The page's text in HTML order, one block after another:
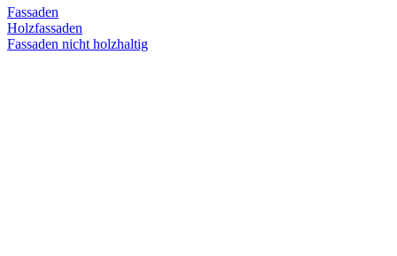
Fassaden
Holzfassaden
Fassaden nicht holzhaltig